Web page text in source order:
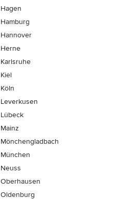
Hagen
Hamburg
Hannover
Herne
Karlsruhe
Kiel
Köln
Leverkusen
Lübeck
Mainz
Mönchen­gladbach
München
Neuss
Oberhausen
Oldenburg